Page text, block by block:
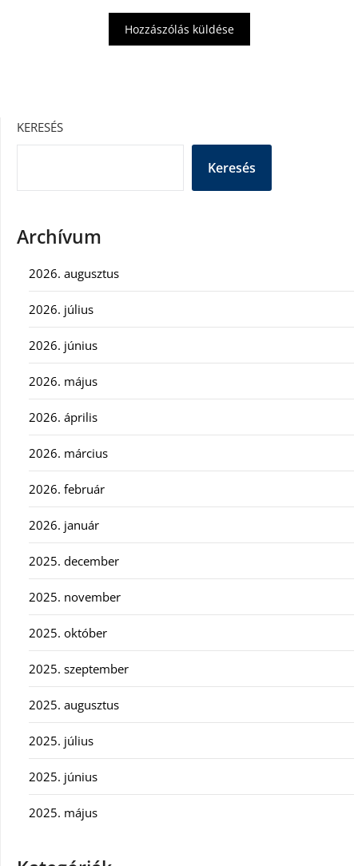
KERESÉS
Keresés
Archívum
2026. augusztus
2026. július
2026. június
2026. május
2026. április
2026. március
2026. február
2026. január
2025. december
2025. november
2025. október
2025. szeptember
2025. augusztus
2025. július
2025. június
2025. május